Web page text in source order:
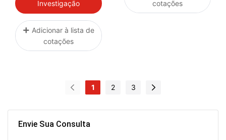
Envie Sua Consulta
Para Honda Civic
Type-R FL5 (2023+)
Investigação
Adicionar à lista de
cotações
cotações
1 2 3